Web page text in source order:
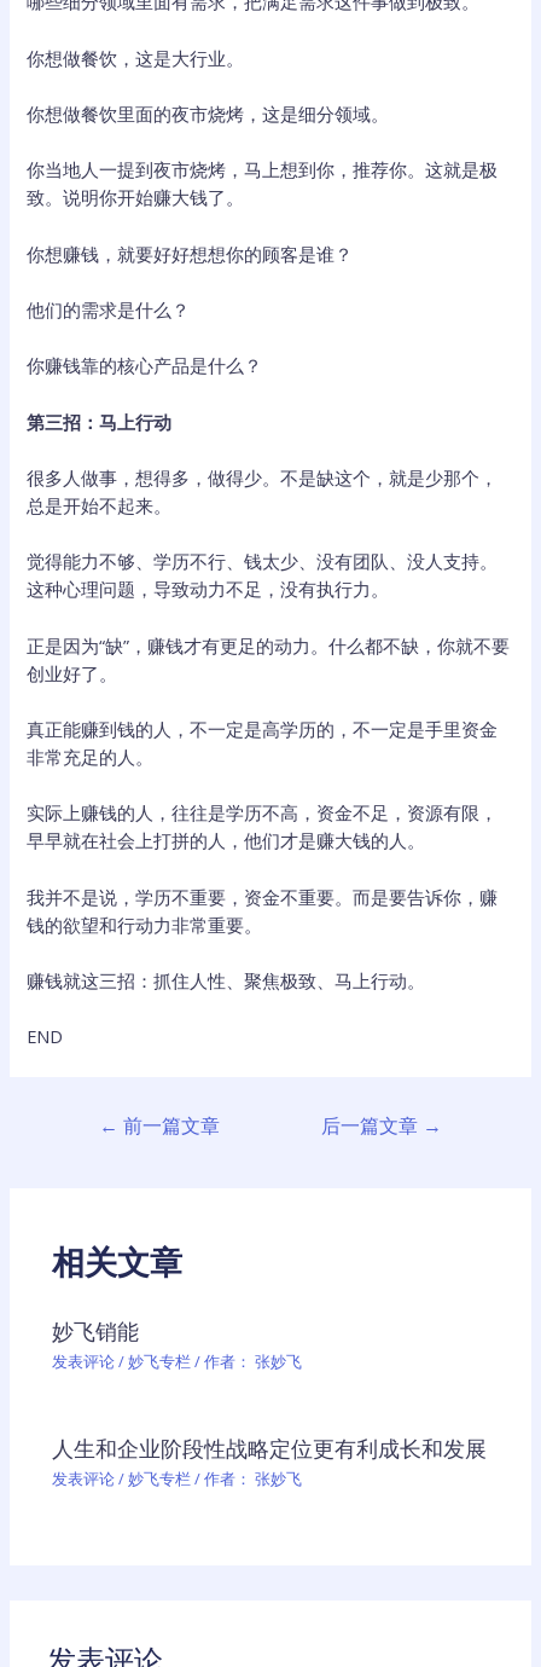
你想做餐饮，这是大行业。
你想做餐饮里面的夜市烧烤，这是细分领域。
你当地人一提到夜市烧烤，马上想到你，推荐你。这就是极
致。说明你开始赚大钱了。
你想赚钱，就要好好想想你的顾客是谁？
他们的需求是什么？
你赚钱靠的核心产品是什么？
第三招：马上行动
很多人做事，想得多，做得少。不是缺这个，就是少那个，
总是开始不起来。
觉得能力不够、学历不行、钱太少、没有团队、没人支持。
这种心理问题，导致动力不足，没有执行力。
正是因为“缺”，赚钱才有更足的动力。什么都不缺，你就不要
创业好了。
真正能赚到钱的人，不一定是高学历的，不一定是手里资金
非常充足的人。
实际上赚钱的人，往往是学历不高，资金不足，资源有限，
早早就在社会上打拼的人，他们才是赚大钱的人。
我并不是说，学历不重要，资金不重要。而是要告诉你，赚
钱的欲望和行动力非常重要。
赚钱就这三招：抓住人性、聚焦极致、马上行动。
END
← 前一篇文章 后一篇文章 →
相关文章
妙飞销能
发表评论/妙飞专栏/ 作者： 张妙飞
人生和企业阶段性战略定位更有利成长和发展
发表评论/妙飞专栏/ 作者： 张妙飞